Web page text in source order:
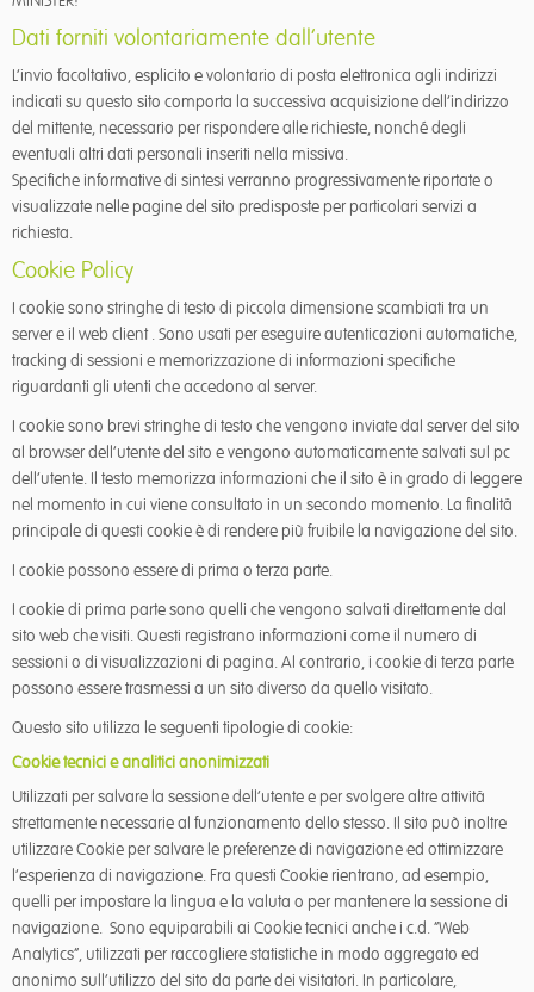
Dati forniti volontariamente dall’utente
L’invio facoltativo, esplicito e volontario di posta elettronica agli indirizzi
indicati su questo sito comporta la successiva acquisizione dell’indirizzo
del mittente, necessario per rispondere alle richieste, nonché degli
eventuali altri dati personali inseriti nella missiva.
Specifiche informative di sintesi verranno progressivamente riportate o
visualizzate nelle pagine del sito predisposte per particolari servizi a
richiesta.
Cookie Policy
I cookie sono stringhe di testo di piccola dimensione scambiati tra un
server e il web client . Sono usati per eseguire autenticazioni automatiche,
tracking di sessioni e memorizzazione di informazioni specifiche
riguardanti gli utenti che accedono al server.
I cookie sono brevi stringhe di testo che vengono inviate dal server del sito
al browser dell’utente del sito e vengono automaticamente salvati sul pc
dell’utente. Il testo memorizza informazioni che il sito è in grado di leggere
nel momento in cui viene consultato in un secondo momento. La finalità
principale di questi cookie è di rendere più fruibile la navigazione del sito.
I cookie possono essere di prima o terza parte.
I cookie di prima parte sono quelli che vengono salvati direttamente dal
sito web che visiti. Questi registrano informazioni come il numero di
sessioni o di visualizzazioni di pagina. Al contrario, i cookie di terza parte
possono essere trasmessi a un sito diverso da quello visitato.
Questo sito utilizza le seguenti tipologie di cookie:
Cookie tecnici e analitici anonimizzati
Utilizzati per salvare la sessione dell’utente e per svolgere altre attività
strettamente necessarie al funzionamento dello stesso. Il sito può inoltre
utilizzare Cookie per salvare le preferenze di navigazione ed ottimizzare
l’esperienza di navigazione. Fra questi Cookie rientrano, ad esempio,
quelli per impostare la lingua e la valuta o per mantenere la sessione di
navigazione. Sono equiparabili ai Cookie tecnici anche i c.d. “Web
Analytics”, utilizzati per raccogliere statistiche in modo aggregato ed
anonimo sull’utilizzo del sito da parte dei visitatori. In particolare,